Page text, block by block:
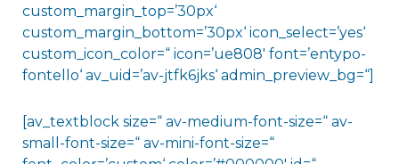
custom_margin_top=’30px‘
custom_margin_bottom=’30px‘ icon_select=’yes‘
custom_icon_color=“ icon=’ue808′ font=’entypo-
fontello‘ av_uid=’av-jtfk6jks‘ admin_preview_bg=“]
[av_textblock size=“ av-medium-font-size=“ av-
small-font-size=“ av-mini-font-size=“